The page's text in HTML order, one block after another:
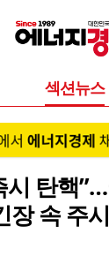
섹션뉴스
시 탄핵
장 속 주시